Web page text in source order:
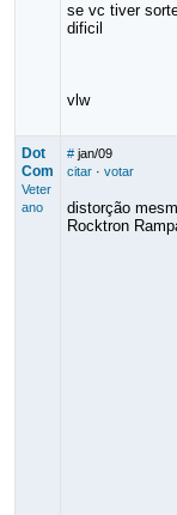
se vc tiver
dificil
vlw
Dot
Com
Veter
ano
# jan/09
citar· votar
distorção
Rocktron